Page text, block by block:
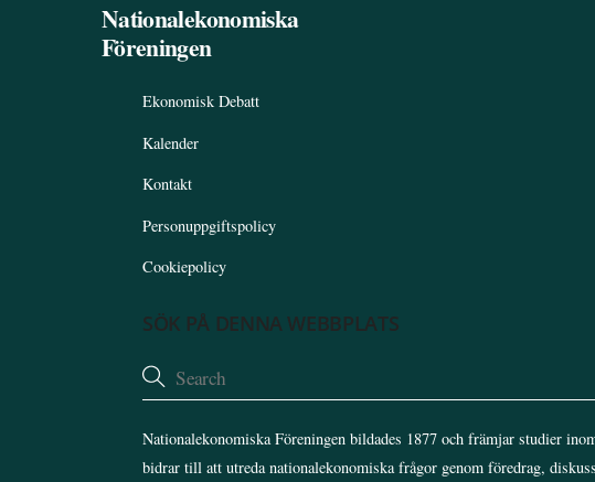
Nationalekonomiska
Föreningen
Ekonomisk Debatt
Kalender
Kontakt
Personuppgiftspolicy
Cookiepolicy
SÖK PÅ DENNA WEBBPLATS
Nationalekonomiska Föreningen bildades 1877 och främjar studier
bidrar till att utreda nationalekonomiska frågor genom föredrag,